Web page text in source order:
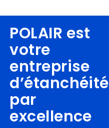
POLAIR est
votre
entreprise
d’étanchéité
par
excellence